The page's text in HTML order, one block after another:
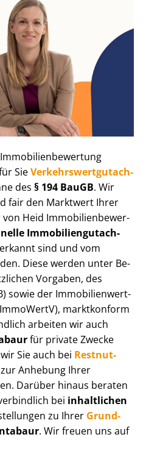
SieVer­kehrs­wert­gut­ach­
des § 194 BauGB. Wir
fair den Marktwert Ihrer
von Heid Im­mo­bi­li­en­be­wer­
Im­mo­bi­li­en­gut­ach­
sind und vom
Diese werden unter Be­
Vorgaben, des
sowie der Im­mo­bi­li­en­wert­
marktkonform
arbeiten wir auch
für private Zwecke
Sie auch bei Rest­nut­
zur Anhebung Ihrer
Darüber hinaus beraten
bei inhaltlichen
zu Ihrer Grund­
. Wir freuen uns auf